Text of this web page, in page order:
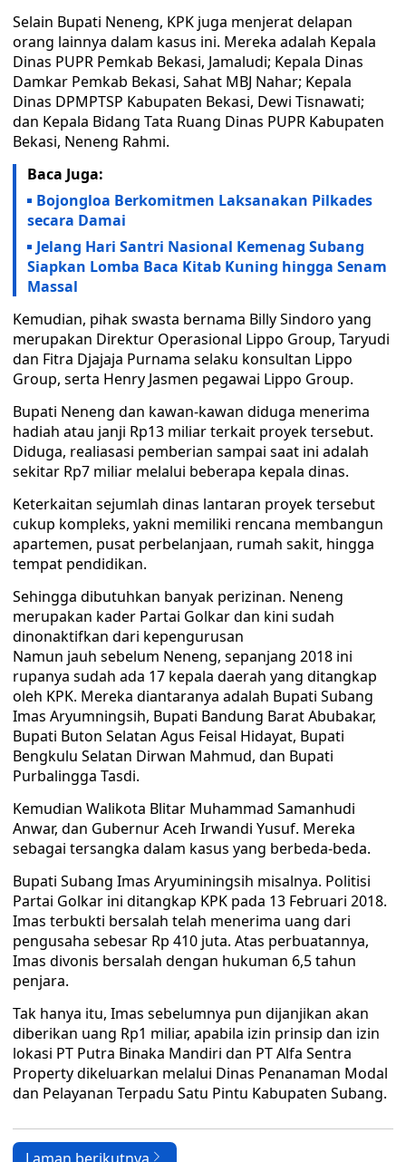
Selain Bupati Neneng, KPK juga menjerat delapan
orang lainnya dalam kasus ini. Mereka adalah Kepala
Dinas PUPR Pemkab Bekasi, Jamaludi; Kepala Dinas
Damkar Pemkab Bekasi, Sahat MBJ Nahar; Kepala
Dinas DPMPTSP Kabupaten Bekasi, Dewi Tisnawati;
dan Kepala Bidang Tata Ruang Dinas PUPR Kabupaten
Bekasi, Neneng Rahmi.
Baca Juga:
Bojongloa Berkomitmen Laksanakan Pilkades
secara Damai
Jelang Hari Santri Nasional Kemenag Subang
Siapkan Lomba Baca Kitab Kuning hingga Senam
Massal
Kemudian, pihak swasta bernama Billy Sindoro yang
merupakan Direktur Operasional Lippo Group, Taryudi
dan Fitra Djajaja Purnama selaku konsultan Lippo
Group, serta Henry Jasmen pegawai Lippo Group.
Bupati Neneng dan kawan-kawan diduga menerima
hadiah atau janji Rp13 miliar terkait proyek tersebut.
Diduga, realiasasi pemberian sampai saat ini adalah
sekitar Rp7 miliar melalui beberapa kepala dinas.
Keterkaitan sejumlah dinas lantaran proyek tersebut
cukup kompleks, yakni memiliki rencana membangun
apartemen, pusat perbelanjaan, rumah sakit, hingga
tempat pendidikan.
Sehingga dibutuhkan banyak perizinan. Neneng
merupakan kader Partai Golkar dan kini sudah
dinonaktifkan dari kepengurusan
Namun jauh sebelum Neneng, sepanjang 2018 ini
rupanya sudah ada 17 kepala daerah yang ditangkap
oleh KPK. Mereka diantaranya adalah Bupati Subang
Imas Aryumningsih, Bupati Bandung Barat Abubakar,
Bupati Buton Selatan Agus Feisal Hidayat, Bupati
Bengkulu Selatan Dirwan Mahmud, dan Bupati
Purbalingga Tasdi.
Kemudian Walikota Blitar Muhammad Samanhudi
Anwar, dan Gubernur Aceh Irwandi Yusuf. Mereka
sebagai tersangka dalam kasus yang berbeda-beda.
Bupati Subang Imas Aryuminingsih misalnya. Politisi
Partai Golkar ini ditangkap KPK pada 13 Februari 2018.
Imas terbukti bersalah telah menerima uang dari
pengusaha sebesar Rp 410 juta. Atas perbuatannya,
Imas divonis bersalah dengan hukuman 6,5 tahun
penjara.
Tak hanya itu, Imas sebelumnya pun dijanjikan akan
diberikan uang Rp1 miliar, apabila izin prinsip dan izin
lokasi PT Putra Binaka Mandiri dan PT Alfa Sentra
Property dikeluarkan melalui Dinas Penanaman Modal
dan Pelayanan Terpadu Satu Pintu Kabupaten Subang.